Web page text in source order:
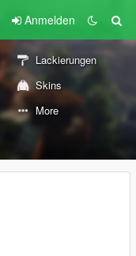
Anmelden
Lackierungen
Skins
More